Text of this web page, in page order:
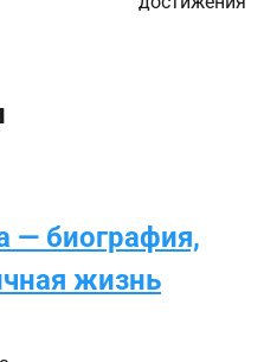
— биография,
жизнь